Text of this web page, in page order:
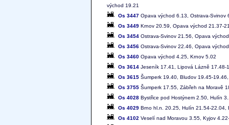
východ 19.21
Os 3447 Opava východ 6.13, Ostrava-
Os 3449 Krnov 20.59, Opava východ 21.37-
Os 3454 Ostrava-Svinov 21.56, Opava
Os 3456 Ostrava-Svinov 22.46, Opava
Os 3460 Opava východ 4.25, Krnov 5.02
Os 3614 Jeseník 17.41, Lipová Lázně 17.48-
Os 3615 Šumperk 19.40, Bludov 19.45-
Os 3755 Šumperk 17.55, Zábřeh na Moravě
Os 4028 Bystřice pod Hostýnem 2.50, Hulín
Os 4029 Brno hl.n. 20.25, Hulín 21.54-22.04,
Os 4102 Veselí nad Moravou 3.55, Kyjov